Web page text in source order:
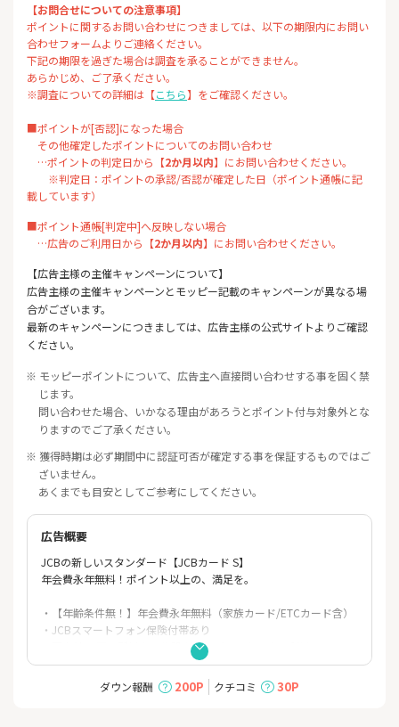
【お問合せについての注意事項】
ポイントに関するお問い合わせにつきましては、以下の期限内にお問い
合わせフォームよりご連絡ください。
下記の期限を過ぎた場合は調査を承ることができません。
あらかじめ、ご了承ください。
※調査についての詳細は【こちら】をご確認ください。
■ポイントが[否認]になった場合
その他確定したポイントについてのお問い合わせ
…ポイントの判定日から【2か月以内】にお問い合わせください。
※判定日：ポイントの承認/否認が確定した日（ポイント通帳に記
載しています）
■ポイント通帳[判定中]へ反映しない場合
…広告のご利用日から【2か月以内】にお問い合わせください。
【広告主様の主催キャンペーンについて】
広告主様の主催キャンペーンとモッピー記載のキャンペーンが異なる場
合がございます。
最新のキャンペーンにつきましては、広告主様の公式サイトよりご確認
ください。
※ モッピーポイントについて、広告主へ直接問い合わせする事を固く禁
じます。
問い合わせた場合、いかなる理由があろうとポイント付与対象外とな
りますのでご了承ください。
※ 獲得時期は必ず期間中に認証可否が確定する事を保証するものではご
ざいません。
あくまでも目安としてご参考にしてください。
広告概要
JCBの新しいスタンダード【JCBカード S】
年会費永年無料！ポイント以上の、満足を。
・【年齢条件無！】年会費永年無料（家族カード/ETCカード含）
・JCBスマートフォン保険付帯あり
・国内外20万ヵ所以上の施設やサービスをおトクに利用できる
「JCB カードS 優待クラブオフ」も付帯
ダウン報酬
200P クチコミ 30P